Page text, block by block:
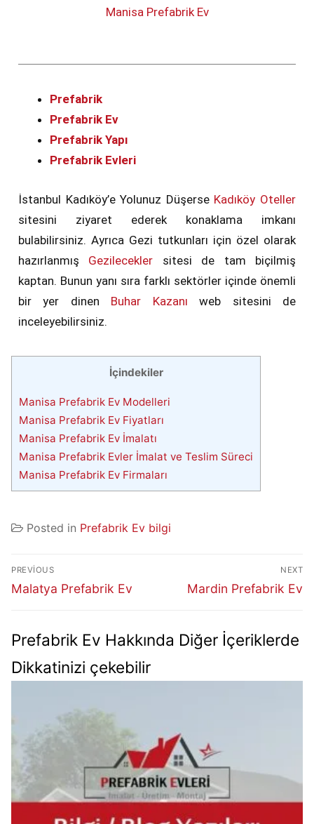
Manisa Prefabrik Ev
Prefabrik
Prefabrik Ev
Prefabrik Yapı
Prefabrik Evleri
İstanbul Kadıköy’e Yolunuz Düşerse Kadıköy Oteller
sitesini ziyaret ederek konaklama imkanı
bulabilirsiniz. Ayrıca Gezi tutkunları için özel olarak
hazırlanmış Gezilecekler sitesi de tam biçilmiş
kaptan. Bunun yanı sıra farklı sektörler içinde önemli
bir yer dinen Buhar Kazanı web sitesini de
inceleyebilirsiniz.
İçindekiler
Manisa Prefabrik Ev Modelleri
Manisa Prefabrik Ev Fiyatları
Manisa Prefabrik Ev İmalatı
Manisa Prefabrik Evler İmalat ve Teslim Süreci
Manisa Prefabrik Ev Firmaları
Posted in Prefabrik Ev bilgi
PREVIOUS
Malatya Prefabrik Ev
NEXT
Mardin Prefabrik Ev
Prefabrik Ev Hakkında Diğer İçeriklerde
Dikkatinizi çekebilir